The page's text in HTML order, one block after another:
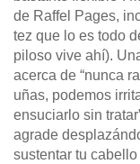
de Raffel Pages,
tez que lo es todo
piloso vive ahí).
acerca de “nunca
uñas, podemos
ensuciarlo sin
agrade
sustentar tu